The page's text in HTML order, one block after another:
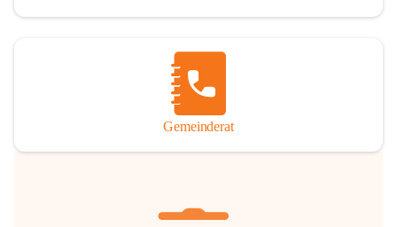
Gemeinderat